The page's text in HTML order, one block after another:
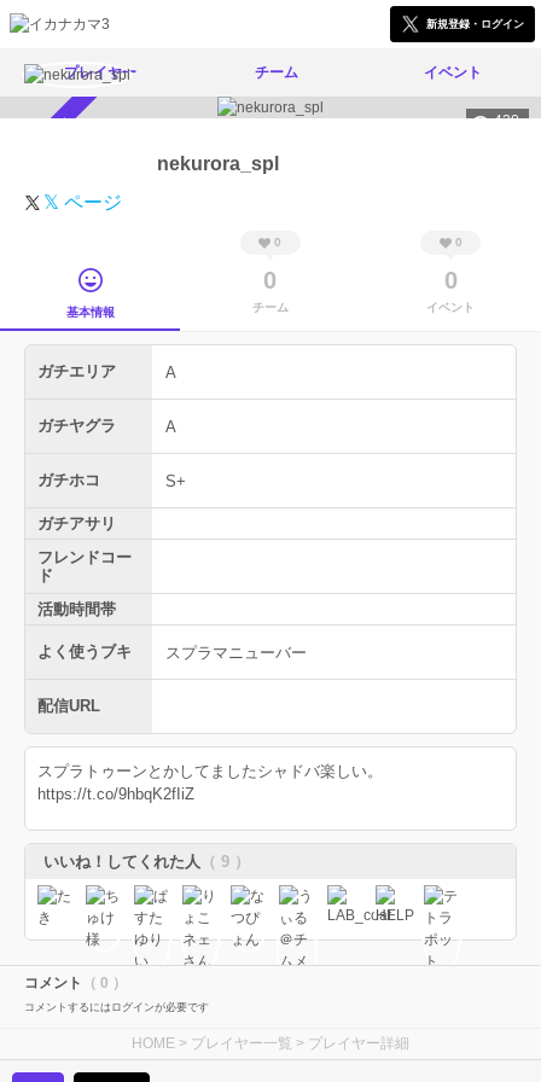
新規登録・ログイン
プレイヤー チーム イベント
430
nekurora_spl
𝕏 ページ
基本情報
0
0
チーム
0
0
イベント
ガチエリア A
ガチヤグラ A
ガチホコ S+
ガチアサリ
フレンドコー
ド
活動時間帯
よく使うブキ スプラマニューバー
配信URL
スプラトゥーンとかしてましたシャドバ楽しい。
https://t.co/9hbqK2fIiZ
いいね！してくれた人 （ 9 ）
コメント （ 0 ）
コメントするにはログインが必要です
HOME > プレイヤー一覧 > プレイヤー詳細